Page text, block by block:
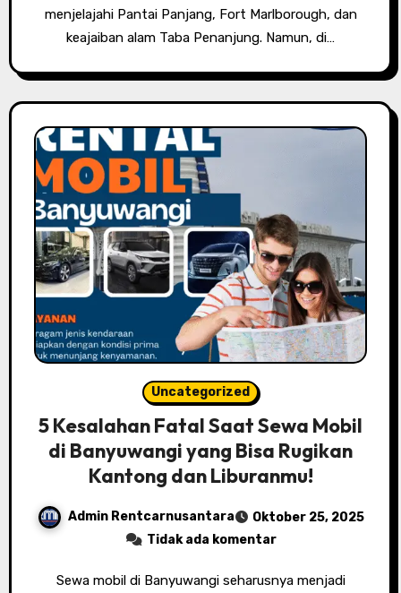
menjelajahi Pantai Panjang, Fort Marlborough, dan
keajaiban alam Taba Penanjung. Namun, di…
Uncategorized
5 Kesalahan Fatal Saat Sewa Mobil
di Banyuwangi yang Bisa Rugikan
Kantong dan Liburanmu!
Admin Rentcarnusantara
Oktober 25, 2025
Tidak ada komentar
Sewa mobil di Banyuwangi seharusnya menjadi